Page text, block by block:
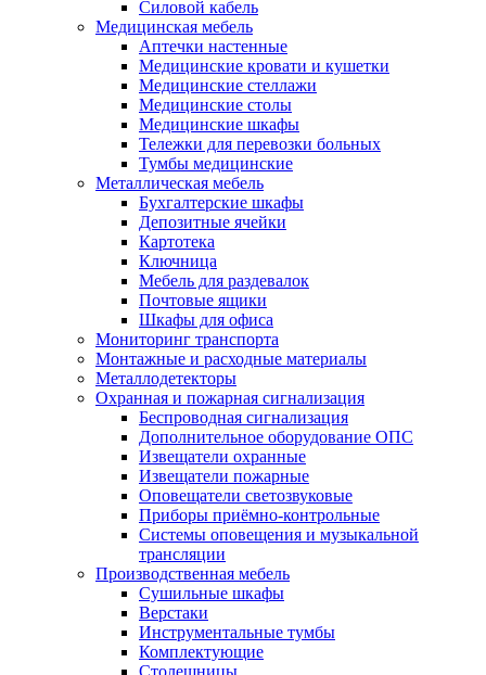
Силовой кабель
Медицинская мебель
Аптечки настенные
Медицинские кровати и кушетки
Медицинские стеллажи
Медицинские столы
Медицинские шкафы
Тележки для перевозки больных
Тумбы медицинские
Металлическая мебель
Бухгалтерские шкафы
Депозитные ячейки
Картотека
Ключница
Мебель для раздевалок
Почтовые ящики
Шкафы для офиса
Мониторинг транспорта
Монтажные и расходные материалы
Металлодетекторы
Охранная и пожарная сигнализация
Беспроводная сигнализация
Дополнительное оборудование ОПС
Извещатели охранные
Извещатели пожарные
Оповещатели светозвуковые
Приборы приёмно-контрольные
Системы оповещения и музыкальной
трансляции
Производственная мебель
Cушильные шкафы
Верстаки
Инструментальные тумбы
Комплектующие
Столешницы